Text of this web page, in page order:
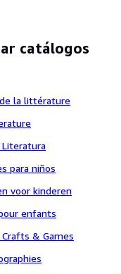
catálogos
la littérature
Literatura
para niños
voor kinderen
enfants
& Games